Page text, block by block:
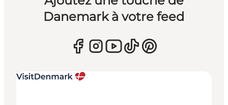
Danemark à votre feed